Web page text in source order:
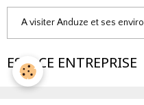
A visiter Anduze et ses enviro
ESPACE ENTREPRISE